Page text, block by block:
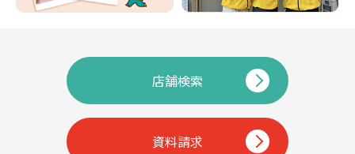
店舗検索
資料請求